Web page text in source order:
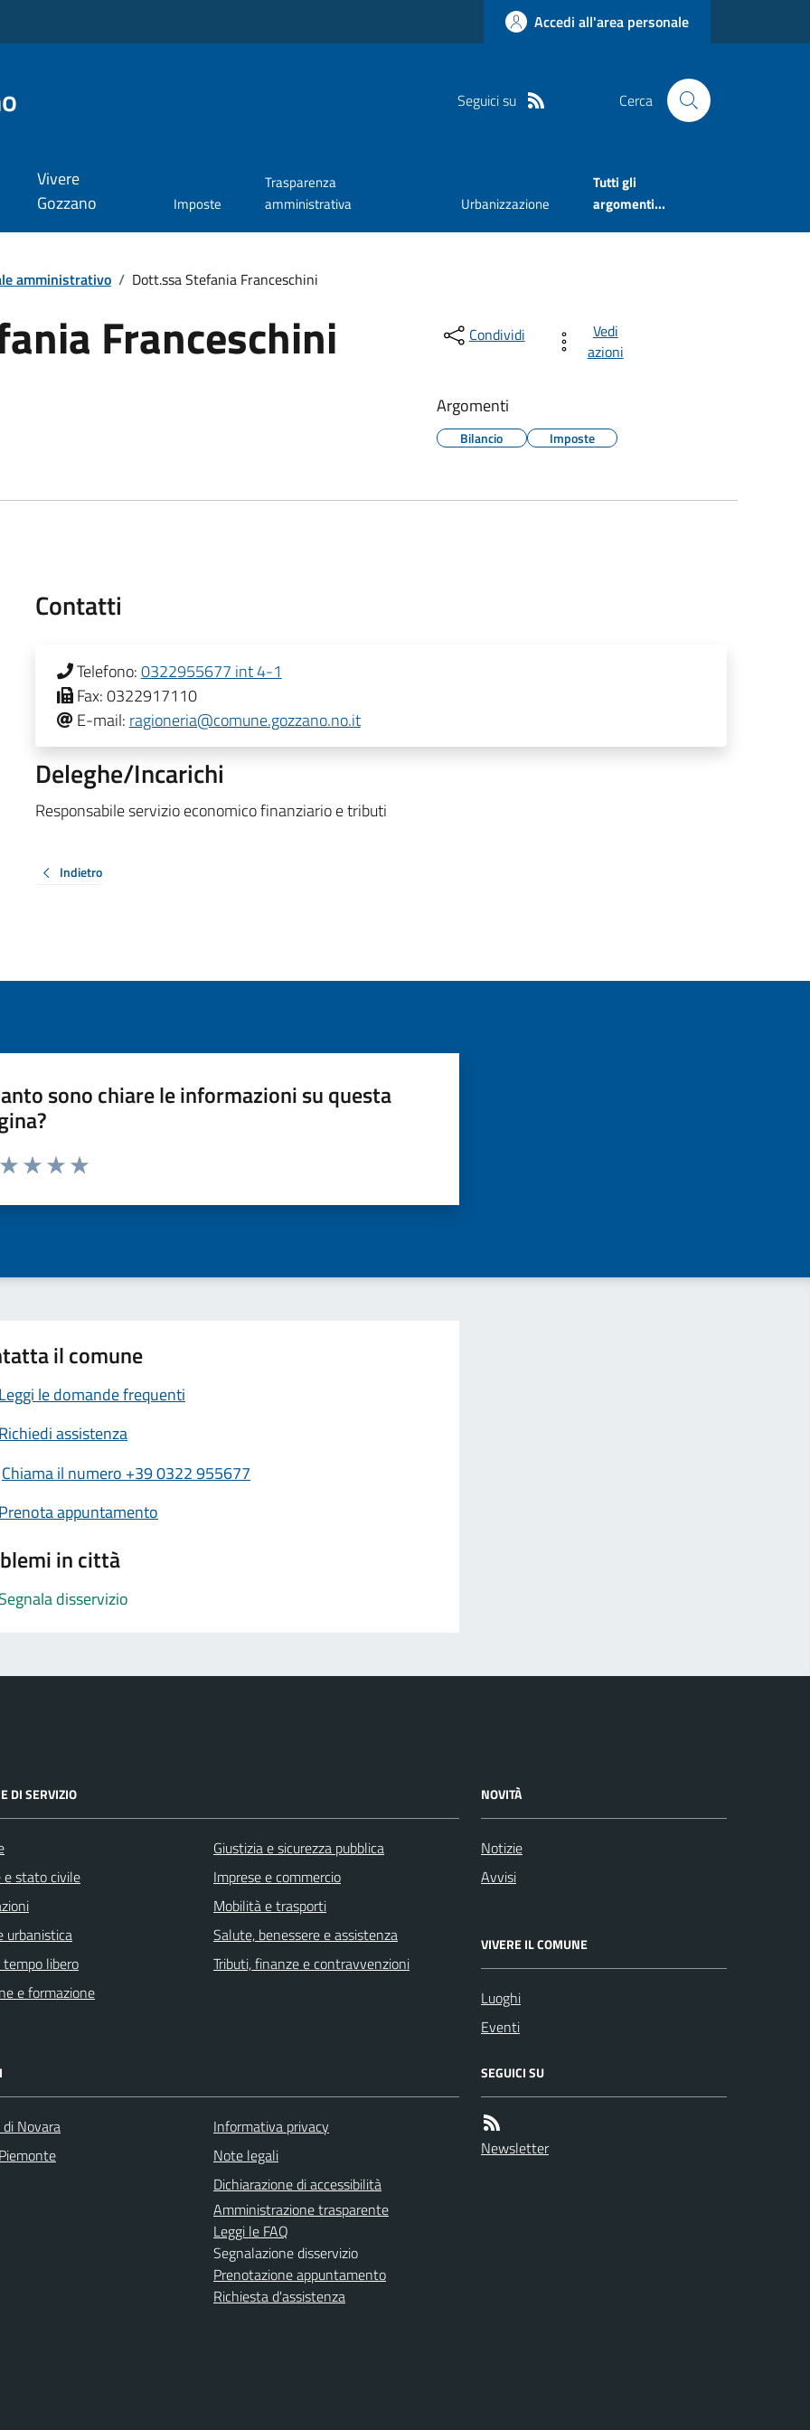
Accedi all'area personale
Seguici su Cerca
Vivere
Gozzano
Imposte
Trasparenza
amministrativa
Urbanizzazione
Tutti gli
argomenti...
amministrativo / Dott.ssa Stefania Franceschini
Franceschini Condividi
Vedi
azioni
Argomenti
Bilancio Imposte
Contatti
Telefono:0322955677 int 4-1
Fax:0322917110
E-mail: ragioneria@comune.gozzano.no.it
Deleghe/Incarichi
Responsabile servizio economico finanziario e tributi
Indietro
sono chiare le informazioni su questa
da 1 a 5 stelle la pagina
il comune
Leggi le domande frequenti
Richiedi assistenza
Chiama il numero +39 0322 955677
Prenota appuntamento
in città
Segnala disservizio
DI SERVIZIO
e stato civile
urbanistica
libero
e formazione
Giustizia e sicurezza pubblica
Imprese e commercio
Mobilità e trasporti
Salute, benessere e assistenza
Tributi, finanze e contravvenzioni
NOVITÀ
Notizie
Avvisi
VIVERE IL COMUNE
Luoghi
Eventi
Novara
Informativa privacy
Note legali
Dichiarazione di accessibilità
Amministrazione trasparente
Leggi le FAQ
Segnalazione disservizio
Prenotazione appuntamento
Richiesta d'assistenza
SEGUICI SU
Newsletter